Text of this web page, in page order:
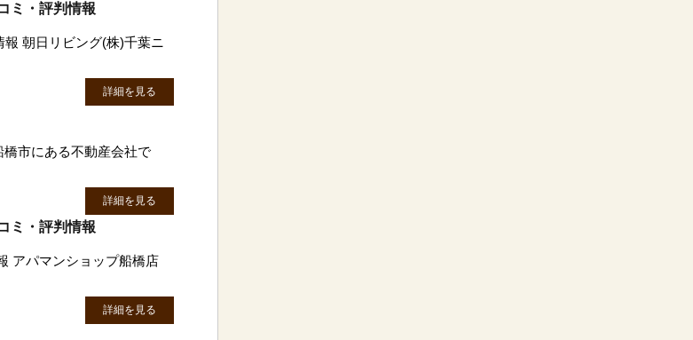
ミ・評判情報
朝日リビング(株)千葉ニ
詳細を見る
市にある不動産会社で
詳細を見る
ミ・評判情報
アパマンショップ船橋店
詳細を見る